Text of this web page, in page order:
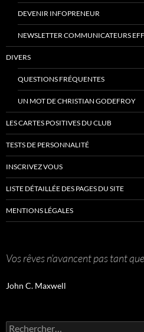
DEVENIR INFOPRENEUR
NEWSLETTER COMMUNICATEURS
DIVERS
QUESTIONS FRÉQUENTES
UN MOT DE CHRISTIAN GODEFROY
LES CARTES POSITIVES DU CLUB
TESTS DE PERSONNALITÉ
INSCRIVEZ VOUS
LISTE DÉTAILLÉE DES PAGES DU SITE
MENTIONS LÉGALES
Vos rêves n’avancent pas tant
John C. Maxwell
Rechercher :